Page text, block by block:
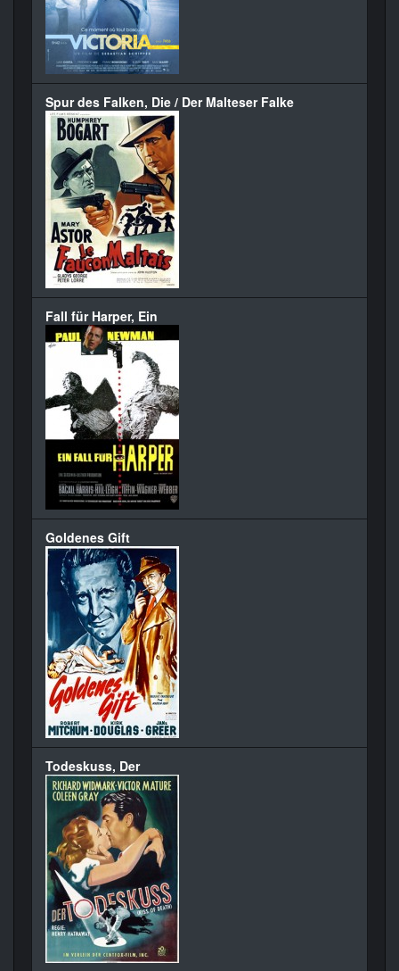
Spur des Falken, Die / Der Malteser Falke
Fall für Harper, Ein
Goldenes Gift
Todeskuss, Der